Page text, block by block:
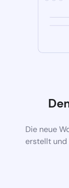
Die neue
erstellt